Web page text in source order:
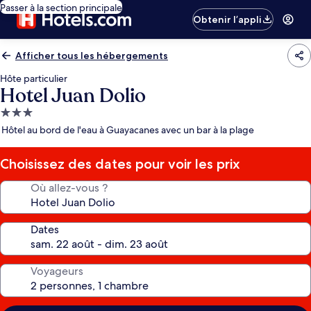
Passer à la section principale
Obtenir l’appli
Afficher tous les hébergements
Hôte particulier
Hotel Juan Dolio
Hébergement
3.0 étoiles
Hôtel au bord de l'eau à Guayacanes avec un bar à la plage
Choisissez des dates pour voir les prix
Où allez-vous ?
Dates
Voyageurs